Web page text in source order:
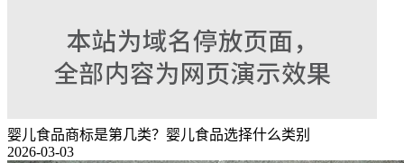
婴儿食品商标是第几类？婴儿食品选择什么类别
2026-03-03